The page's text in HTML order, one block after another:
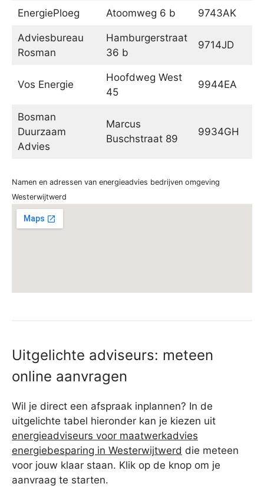
EnergiePloeg Atoomweg 6 b 9743AK
Adviesbureau
Rosman
Hamburgerstraat
36 b
9714JD
Vos Energie
Hoofdweg West
45
9944EA
Bosman
Duurzaam
Advies
Marcus
Buschstraat 89
9934GH
Namen en adressen van energieadvies bedrijven omgeving
Westerwijtwerd
Uitgelichte adviseurs: meteen
online aanvragen
Wil je direct een afspraak inplannen? In de
uitgelichte tabel hieronder kan je kiezen uit
energieadviseurs voor maatwerkadvies
energiebesparing in Westerwijtwerd die meteen
voor jouw klaar staan. Klik op de knop om je
aanvraag te starten.